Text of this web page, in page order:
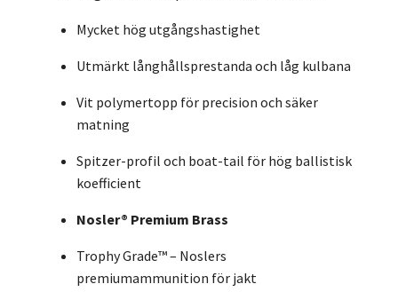
Mycket hög utgångshastighet
Utmärkt långhållsprestanda och låg kulbana
Vit polymer­topp för precision och säker
matning
Spitzer-profil och boat-tail för hög ballistisk
koefficient
Nosler® Premium Brass
Trophy Grade™ – Noslers
premiumammunition för jakt